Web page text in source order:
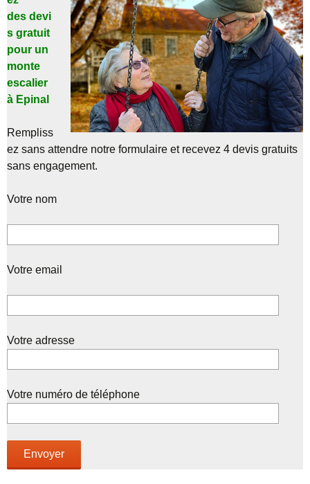
des devi
s gratuit
pour un
monte
escalier
à Epinal
Rempliss
ez sans attendre notre formulaire et recevez 4 devis gratuits
sans engagement.
Votre nom
Votre email
Votre adresse
Votre numéro de téléphone